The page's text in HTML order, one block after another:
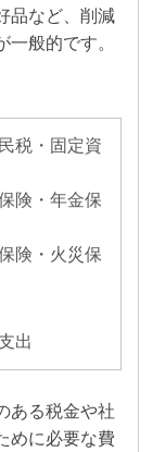
品など、削減
般的です。
税・固定資
険・年金保
険・火災保
出
ある税金や社
めに必要な費